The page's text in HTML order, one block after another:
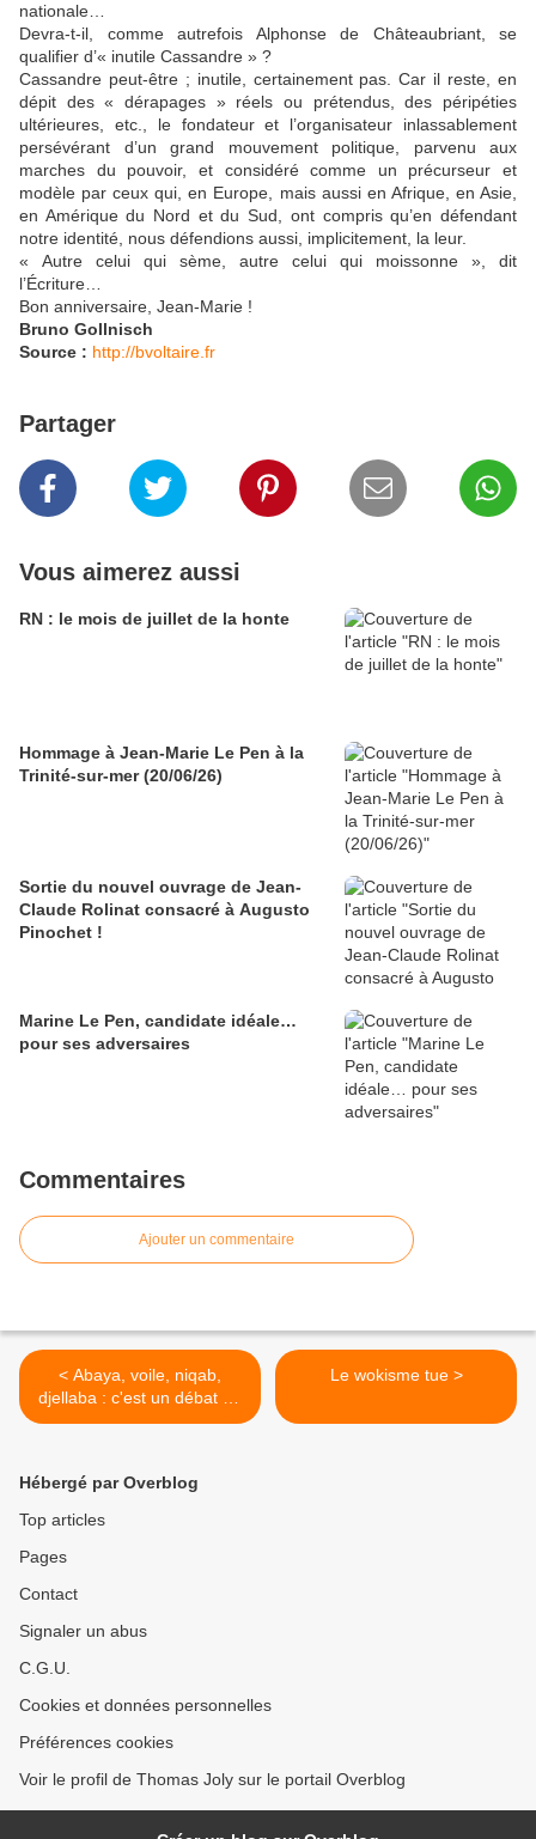
nationale…
Devra-t-il, comme autrefois Alphonse de Châteaubriant, se
qualifier d’« inutile Cassandre » ?
Cassandre peut-être ; inutile, certainement pas. Car il reste, en
dépit des « dérapages » réels ou prétendus, des péripéties
ultérieures, etc., le fondateur et l’organisateur inlassablement
persévérant d’un grand mouvement politique, parvenu aux
marches du pouvoir, et considéré comme un précurseur et
modèle par ceux qui, en Europe, mais aussi en Afrique, en Asie,
en Amérique du Nord et du Sud, ont compris qu’en défendant
notre identité, nous défendions aussi, implicitement, la leur.
« Autre celui qui sème, autre celui qui moissonne », dit
l’Écriture…
Bon anniversaire, Jean-Marie !
Bruno Gollnisch
Source : http://bvoltaire.fr
Partager
Vous aimerez aussi
RN : le mois de juillet de la honte
Hommage à Jean-Marie Le Pen à la
Trinité-sur-mer (20/06/26)
Sortie du nouvel ouvrage de Jean-
Claude Rolinat consacré à Augusto
Pinochet !
Marine Le Pen, candidate idéale…
pour ses adversaires
Commentaires
Ajouter un commentaire
< Abaya, voile, niqab,
djellaba : c'est un débat de
boomers laïcards !
Le wokisme tue >
Hébergé par Overblog
Top articles
Pages
Contact
Signaler un abus
C.G.U.
Cookies et données personnelles
Préférences cookies
Voir le profil de Thomas Joly sur le portail Overblog